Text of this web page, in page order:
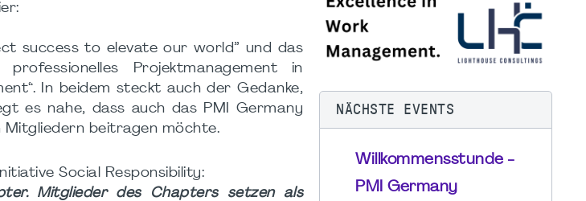
success to elevate our world” und das
Projektmanagement in
In beidem steckt auch der Gedanke,
es nahe, dass auch das PMI Germany
Mitgliedern beitragen möchte.
Social Responsibility:
Mitglieder des Chapters setzen als
NÄCHSTE EVENTS
Willkommensstunde -
PMI Germany